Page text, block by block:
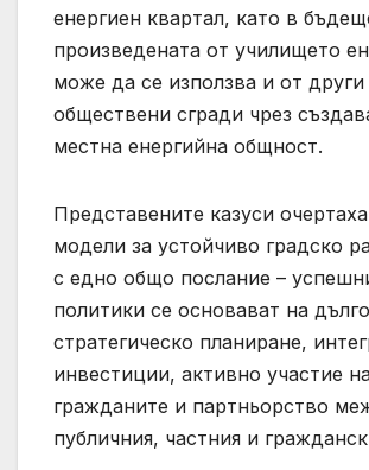
енергиен квартал, като в
произведената от училището
може да се използва и от други
обществени сгради чрез
местна енергийна общност.
Представените казуси
модели за устойчиво градско
с едно общо послание –
политики се основават на
стратегическо планиране,
инвестиции, активно участие
гражданите и партньорство
публичния, частния и